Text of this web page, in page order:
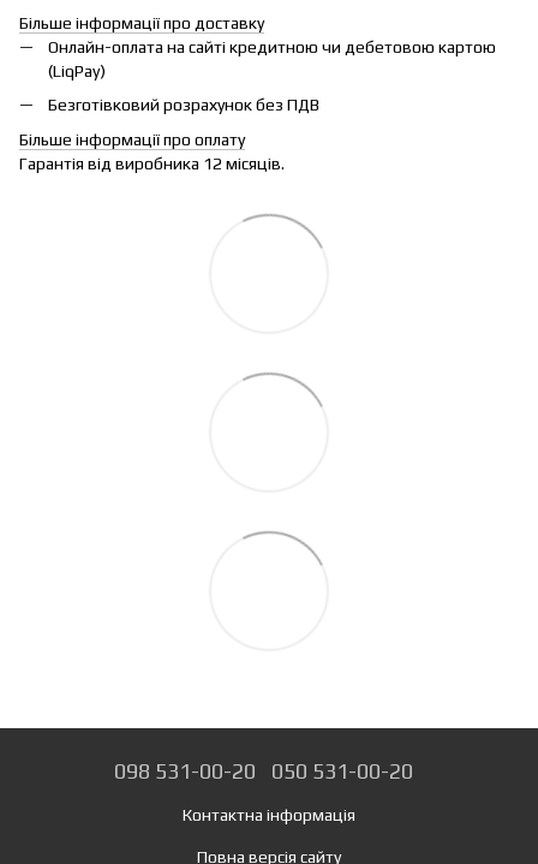
Більше інформації про доставку
Онлайн-оплата на сайті кредитною чи дебетовою картою
(LiqPay)
Безготівковий розрахунок без ПДВ
Більше інформації про оплату
Гарантія від виробника 12 місяців.
098 531-00-20 050 531-00-20
Контактна інформація
Повна версія сайту